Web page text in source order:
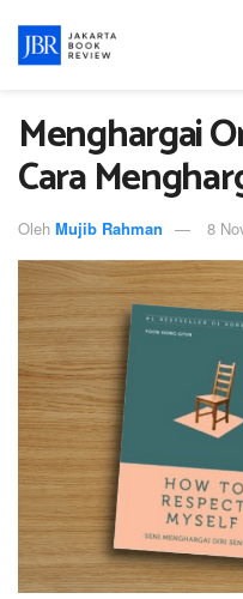
Menghargai
Cara
Oleh Mujib Rahman 8